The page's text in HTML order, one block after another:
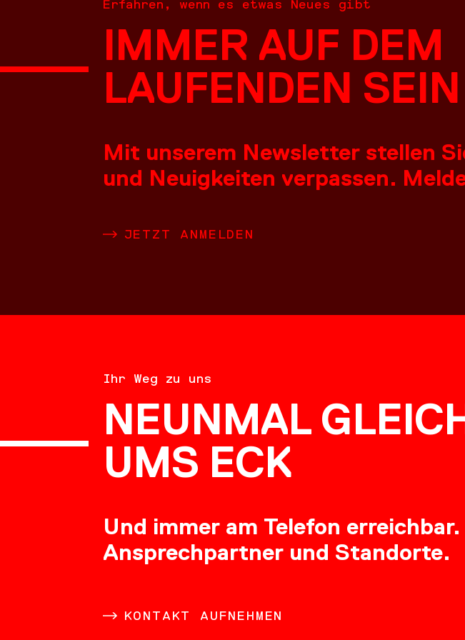
NEUES
LEISTUNGEN
BERATUNG
KARRIERE
DOWNLOADS
Erfahren, wenn es etwas Neues gibt
IMMER AUF DEM
LAUFENDEN SEIN
Mit unserem Newsletter stellen
und Neuigkeiten verpassen.
JETZT ANMELDEN
Ihr Weg zu uns
NEUNMAL
UMS ECK
Und immer am Telefon
Ansprechpartner und Standorte.
KONTAKT AUFNEHMEN